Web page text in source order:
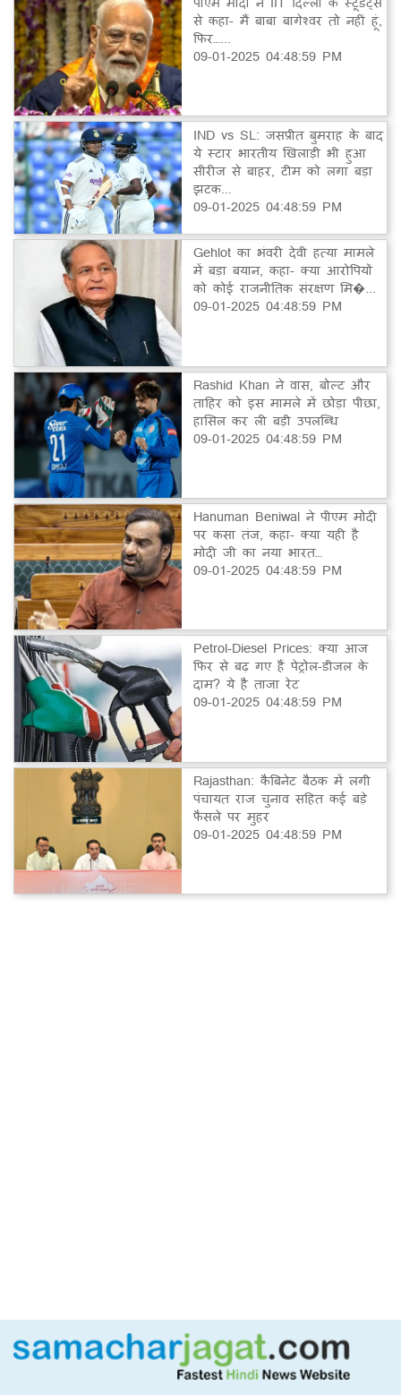
से कहा- मैं बाबा बागेश्वर तो नहीं हूं,
फिर…...
09-01-2025 04:48:59 PM
IND vs SL: जसप्रीत बुमराह के बाद
ये स्टार भारतीय खिलाड़ी भी हुआ
सीरीज से बाहर, टीम को लगा बड़ा
झटक...
09-01-2025 04:48:59 PM
Gehlot का भंवरी देवी हत्या मामले
में बड़ा बयान, कहा- क्या आरोपियों
को कोई राजनीतिक संरक्षण मि�...
09-01-2025 04:48:59 PM
Rashid Khan ने वास, बोल्ट और
ताहिर को इस मामले में छोड़ा पीछा,
हासिल कर ली बड़ी उपलब्धि
09-01-2025 04:48:59 PM
Hanuman Beniwal ने पीएम मोदी
पर कसा तंज, कहा- क्या यही है
मोदी जी का नया भारत…
09-01-2025 04:48:59 PM
Petrol-Diesel Prices: क्या आज
फिर से बढ़ गए हैं पेट्रोल-डीजल के
दाम? ये है ताजा रेट
09-01-2025 04:48:59 PM
Rajasthan: कैबिनेट बैठक में लगी
पंचायत राज चुनाव सहित कई बड़े
फैसले पर मुहर
09-01-2025 04:48:59 PM